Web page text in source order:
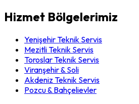
Hizmet Bölgelerimiz
Yenişehir Teknik Servis
Mezitli Teknik Servis
Toroslar Teknik Servis
Viranşehir & Soli
Akdeniz Teknik Servis
Pozcu & Bahçelievler